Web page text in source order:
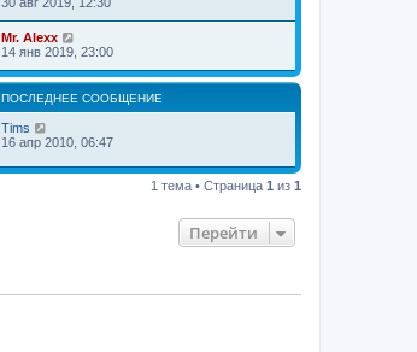
Mr. Alexx
14 янв 2019, 23:00
ПОСЛЕДНЕЕ СООБЩЕНИЕ
Tims
16 апр 2010, 06:47
1 тема • Страница 1 из 1
Перейти